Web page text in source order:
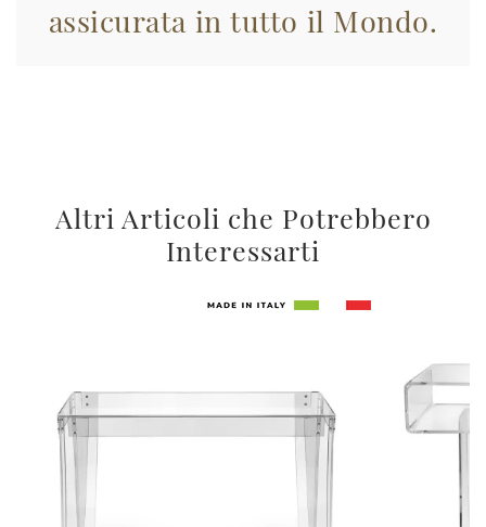
assicurata in tutto il Mondo.
Altri Articoli che Potrebbero
Interessarti